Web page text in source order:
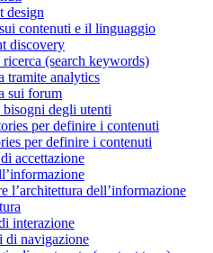
design
contenuti e il linguaggio
discovery
(search keywords)
tramite analytics
sui forum
degli utenti
per definire i contenuti
per definire i contenuti
accettazione
l’architettura dell’informazione
interazione
di navigazione